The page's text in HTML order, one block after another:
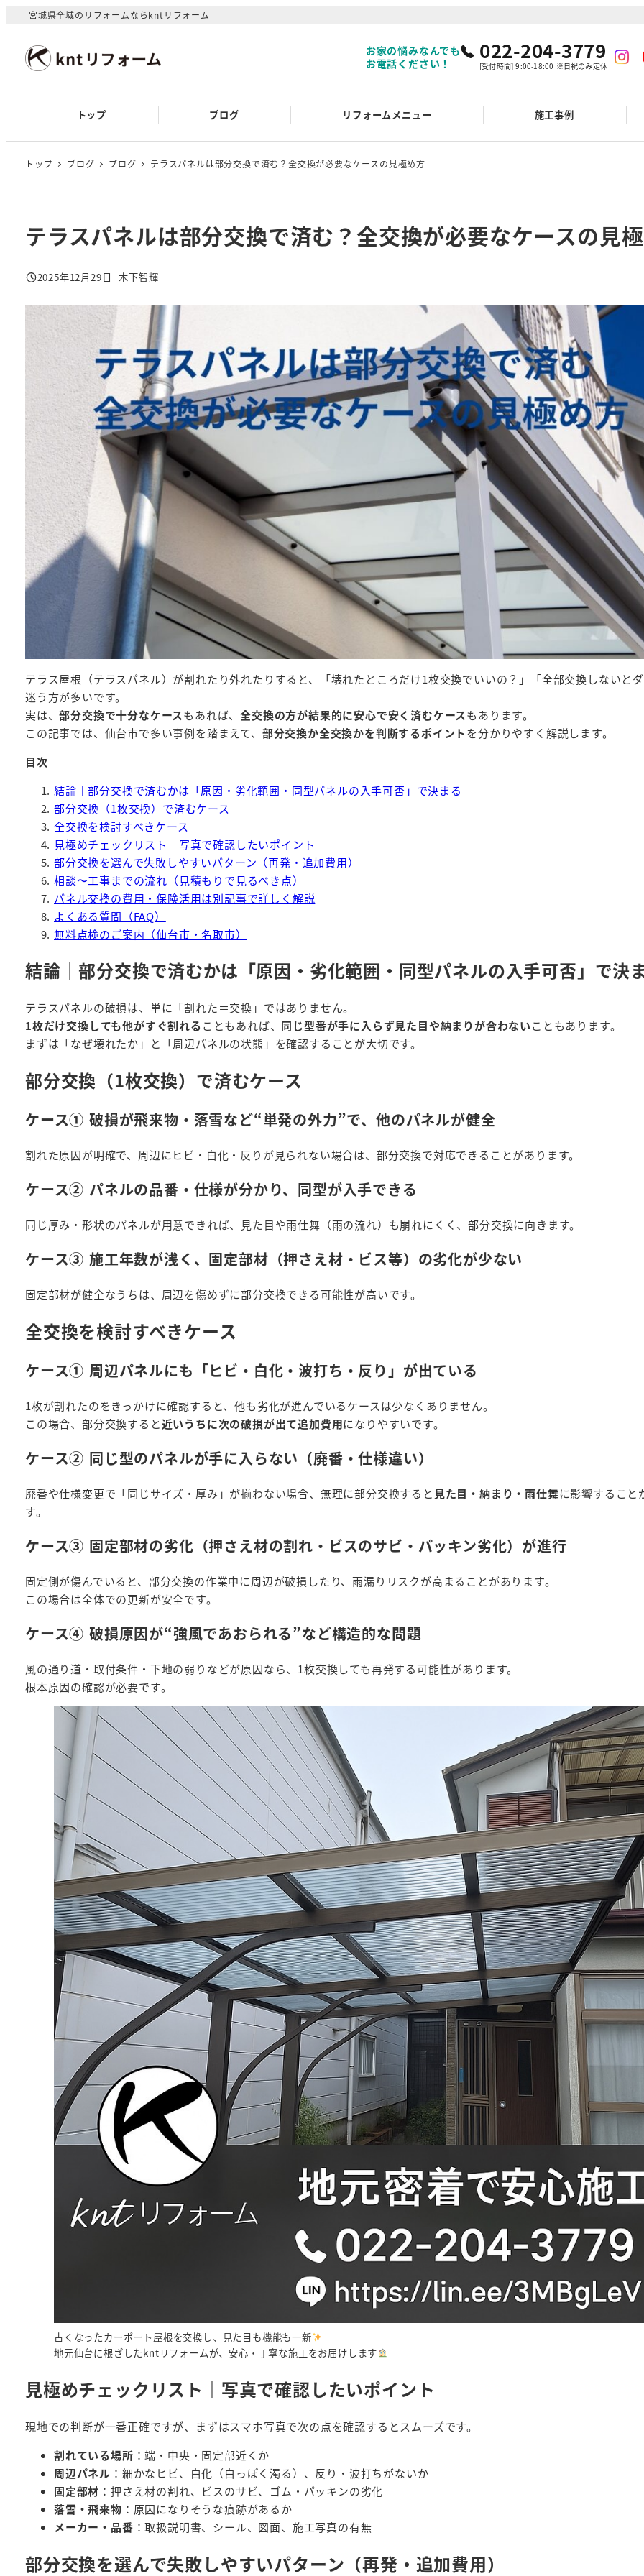
ツ
宮城県全域のリフォームならkntリフォーム
お家の悩みなんでも
お電話ください！
022-204-3779
[受付時間] 9:00-18:00 ※日祝のみ定休
トップ ブログ リフォームメニュー 施工事例
トップ ブログ ブログ テラスパネルは部分交換で済む？全交換が必要なケースの見極め方
テラスパネルは部分交換で済む？全交換が必要なケースの見
投稿日
2025年12月29日
著
木下智輝
テラス屋根（テラスパネル）が割れたり外れたりすると、「壊れたところだけ1枚交換でいいの？」「全部交換しないと
迷う方が多いです。
実は、部分交換で十分なケースもあれば、全交換の方が結果的に安心で安く済むケースもあります。
この記事では、仙台市で多い事例を踏まえて、 部分交換か全交換かを判断するポイントを分かりやすく解説します。
目次
結論｜部分交換で済むかは「原因・劣化範囲・同型パネルの入手可否」で決まる
部分交換（1枚交換）で済むケース
全交換を検討すべきケース
見極めチェックリスト｜写真で確認したいポイント
部分交換を選んで失敗しやすいパターン（再発・追加費用）
相談〜工事までの流れ（見積もりで見るべき点）
パネル交換の費用・保険活用は別記事で詳しく解説
よくある質問（FAQ）
無料点検のご案内（仙台市・名取市）
結論｜部分交換で済むかは「原因・劣化範囲・同型パネルの入手可否」で決
テラスパネルの破損は、単に「割れた＝交換」ではありません。
1枚だけ交換しても他がすぐ割れる こともあれば、 同じ型番が手に入らず見た目や納まりが合わないこともあります。
まずは「なぜ壊れたか」と「周辺パネルの状態」を確認することが大切です。
部分交換（1枚交換）で済むケース
ケース① 破損が飛来物・落雪など“単発の外力”で、他のパネルが健全
割れた原因が明確で、周辺にヒビ・白化・反りが見られない場合は、部分交換で対応できることがあります。
ケース② パネルの品番・仕様が分かり、同型が入手できる
同じ厚み・形状のパネルが用意できれば、見た目や雨仕舞（雨の流れ）も崩れにくく、部分交換に向きます。
ケース③ 施工年数が浅く、固定部材（押さえ材・ビス等）の劣化が少ない
固定部材が健全なうちは、周辺を傷めずに部分交換できる可能性が高いです。
全交換を検討すべきケース
ケース① 周辺パネルにも「ヒビ・白化・波打ち・反り」が出ている
1枚が割れたのをきっかけに確認すると、他も劣化が進んでいるケースは少なくありません。
この場合、部分交換すると近いうちに次の破損が出て追加費用になりやすいです。
ケース② 同じ型のパネルが手に入らない（廃番・仕様違い）
廃番や仕様変更で「同じサイズ・厚み」が揃わない場合、無理に部分交換すると 見た目・納まり・雨仕舞に影響すること
す。
ケース③ 固定部材の劣化（押さえ材の割れ・ビスのサビ・パッキン劣化）が進行
固定側が傷んでいると、部分交換の作業中に周辺が破損したり、雨漏りリスクが高まることがあります。
この場合は全体での更新が安全です。
ケース④ 破損原因が“強風であおられる”など構造的な問題
風の通り道・取付条件・下地の弱りなどが原因なら、1枚交換しても再発する可能性があります。
根本原因の確認が必要です。
古くなったカーポート屋根を交換し、見た目も機能も一新
地元仙台に根ざしたkntリフォームが、安心・丁寧な施工をお届けします
見極めチェックリスト｜写真で確認したいポイント
現地での判断が一番正確ですが、まずはスマホ写真で次の点を確認するとスムーズです。
割れている場所 ：端・中央・固定部近くか
周辺パネル ：細かなヒビ、白化（白っぽく濁る）、反り・波打ちがないか
固定部材 ：押さえ材の割れ、ビスのサビ、ゴム・パッキンの劣化
落雪・飛来物 ：原因になりそうな痕跡があるか
メーカー・品番 ：取扱説明書、シール、図面、施工写真の有無
部分交換を選んで失敗しやすいパターン（再発・追加費用）